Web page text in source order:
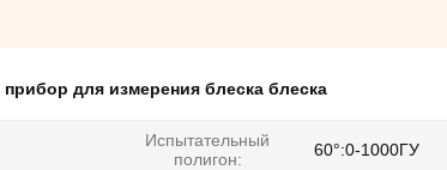
прибор для измерения блеска блеска
Испытательный
полигон:
60°:0-1000ГУ